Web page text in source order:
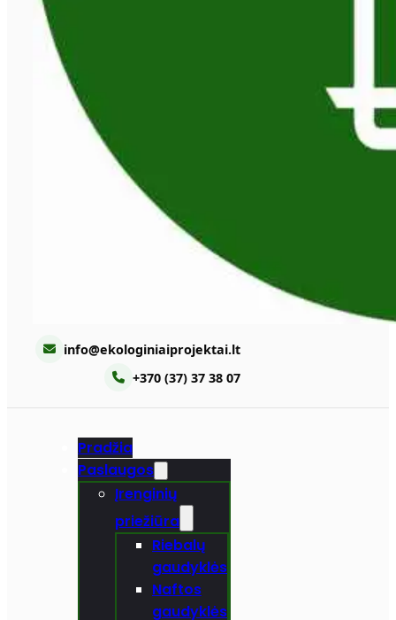
info@ekologiniaiprojektai.lt
+370 (37) 37 38 07
Pradžia
Paslaugos
Įrenginių
priežiūra
Riebalų
gaudyklės
Naftos
gaudyklės